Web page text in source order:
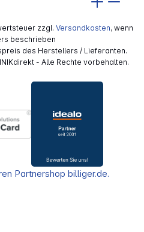
zzgl. Versandkosten, wenn
beschrieben
des Herstellers / Lieferanten.
- Alle Rechte vorbehalten.